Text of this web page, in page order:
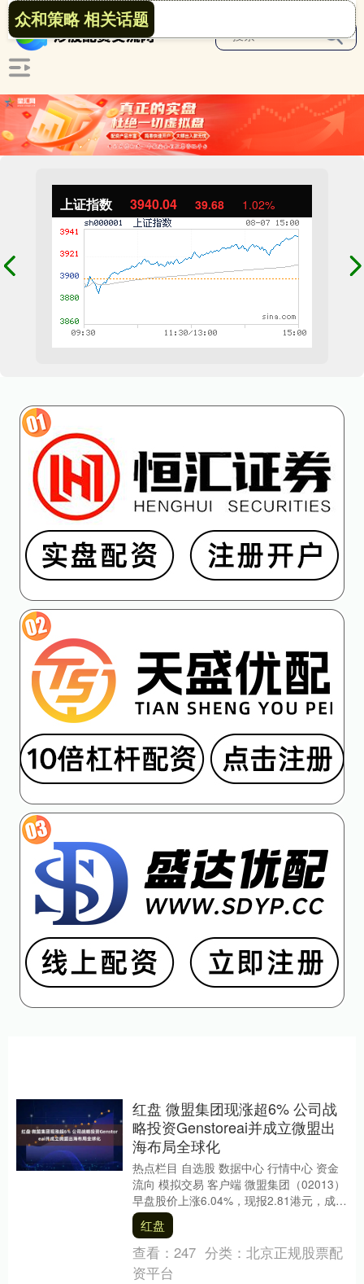
上证指数 3940.04 39.68 1.02%
众和策略 相关话题
红盘 微盟集团现涨超6% 公司战
略投资Genstoreai并成立微盟出
海布局全球化
热点栏目 自选股 数据中心 行情中心 资金
流向 模拟交易 客户端 微盟集团（02013）
早盘股价上涨6.04%，现报2.81港元，成交
额7218.94万港元。 ....
红盘
查看： 247 分类： 北京正规股票配
资平台